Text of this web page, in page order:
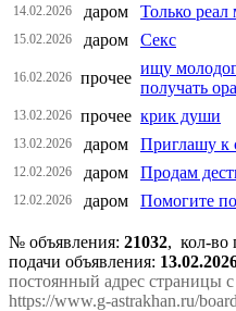
14.02.2026 даром Только реал
15.02.2026 даром Секс
16.02.2026 прочее
ищу
получать
13.02.2026 прочее крик души
13.02.2026 даром Приглашу к
12.02.2026 даром Продам
12.02.2026 даром Помогите
№ объявления: 21032, кол-во
подачи объявления:
постоянный адрес страницы
https://www.g-astrakhan.ru/